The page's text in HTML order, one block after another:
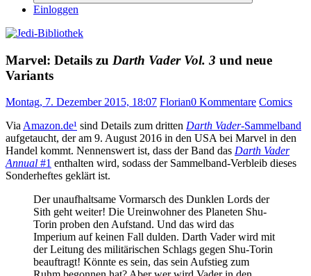
Suchen
Einloggen
Marvel: Details zu Darth Vader Vol. 3 und neue
Variants
Montag, 7. Dezember 2015, 18:07 Florian0 Kommentare Comics
ViaAmazon.de¹ sind Details zum dritten Darth Vader-Sammelband
aufgetaucht, der am 9. August 2016 in den USA bei Marvel in den
Handel kommt. Nennenswert ist, dass der Band das Darth Vader
Annual #1 enthalten wird, sodass der Sammelband-Verbleib dieses
Sonderheftes geklärt ist.
Der unaufhaltsame Vormarsch des Dunklen Lords der
Sith geht weiter! Die Ureinwohner des Planeten Shu-
Torin proben den Aufstand. Und das wird das
Imperium auf keinen Fall dulden. Darth Vader wird mit
der Leitung des militärischen Schlags gegen Shu-Torin
beauftragt! Könnte es sein, das sein Aufstieg zum